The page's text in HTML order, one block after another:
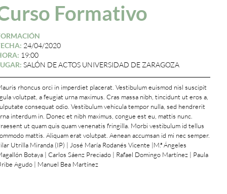
Formativo
24/04/2020
19:00
SALÓN DE ACTOS UNIVERSIDAD DE ZARAGOZA
rhoncus orci in imperdiet placerat. Vestibulum euismod nisl suscipit
volutpat, a feugiat urna maximus. Cras massa nibh, tincidunt ut eros a,
consequat odio. Vestibulum vehicula tempor nulla, sed hendrerit
interdum in. Donec et nibh maximus, congue est eu, mattis nunc.
ut quam quis quam venenatis fringilla. Morbi vestibulum id tellus
mattis. Aliquam erat volutpat. Aenean accumsan id mi nec semper.
Utrilla Miranda (IP) | José María Rodanés Vicente |M.ª Ángeles
Botaya | Carlos Sáenz Preciado | Rafael Domingo Martínez | Paula
Agudo | Manuel Bea Martínez